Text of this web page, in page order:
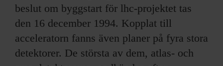
beslut om byggstart för lhc-projektet tas
den 16 december 1994. Kopplat till
acceleratorn fanns även planer på fyra stora
detektorer. De största av dem, atlas- och